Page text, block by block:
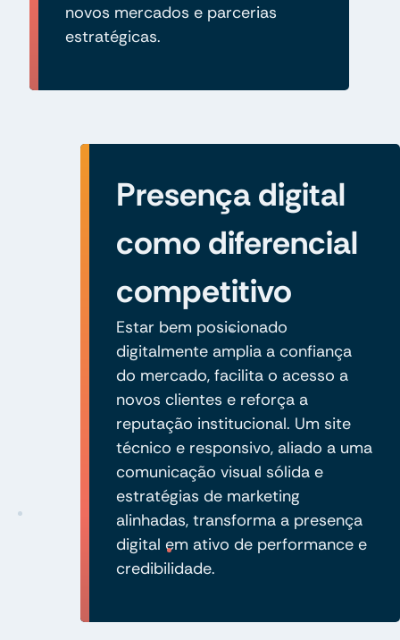
novos mercados e parcerias
estratégicas.
Presença digital
como diferencial
competitivo
Estar bem posicionado
digitalmente amplia a confiança
do mercado, facilita o acesso a
novos clientes e reforça a
reputação institucional. Um site
técnico e responsivo, aliado a uma
comunicação visual sólida e
estratégias de marketing
alinhadas, transforma a presença
digital em ativo de performance e
credibilidade.